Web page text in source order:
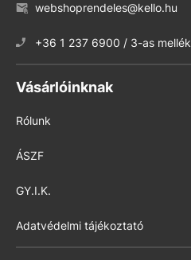
webshoprendeles@kello.hu
+36 1 237 6900 / 3-as mellék
Vásárlóinknak
Rólunk
ÁSZF
GY.I.K.
Adatvédelmi tájékoztató